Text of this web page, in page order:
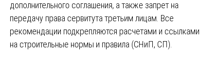
дополнительного соглашения, а также запрет на
передачу права сервитута третьим лицам. Все
рекомендации подкрепляются расчетами и ссылками
на строительные нормы и правила (СНиП, СП).